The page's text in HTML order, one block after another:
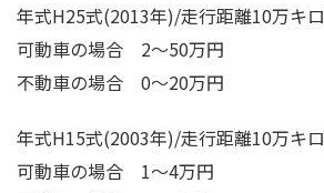
年式H25式(2013年)/走行距離10万キロ
可動車の場合 2～50万円
不動車の場合 0～20万円
年式H15式(2003年)/走行距離10万キロ
可動車の場合 1～4万円